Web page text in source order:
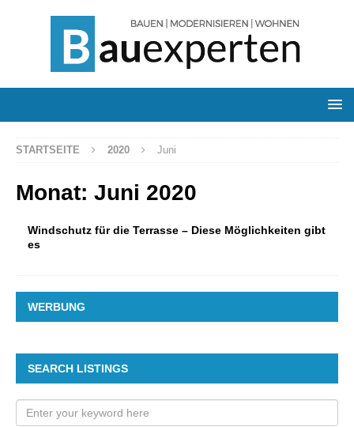
STARTSEITE 2020 Juni
Monat: Juni 2020
Windschutz für die Terrasse – Diese Möglichkeiten gibt
es
WERBUNG
SEARCH LISTINGS